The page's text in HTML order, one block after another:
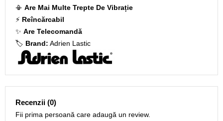
📳 Are Mai Multe Trepte De Vibrație
⚡ Reîncărcabil
✨ Are Telecomandă
🏷️ Brand: Adrien Lastic
Recenzii (0)
Fii prima persoană care adaugă un review.